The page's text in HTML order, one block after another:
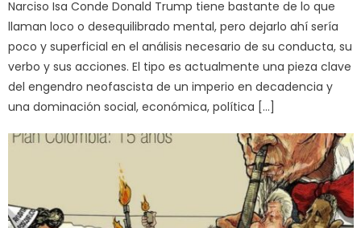
Narciso Isa Conde Donald Trump tiene bastante de lo que
llaman loco o desequilibrado mental, pero dejarlo ahí sería
poco y superficial en el análisis necesario de su conducta, su
verbo y sus acciones. El tipo es actualmente una pieza clave
del engendro neofascista de un imperio en decadencia y
una dominación social, económica, política […]